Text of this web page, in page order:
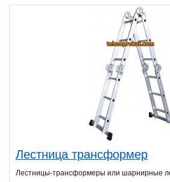
Лестница трансформер
Лестницы-трансформеры или шарнирные